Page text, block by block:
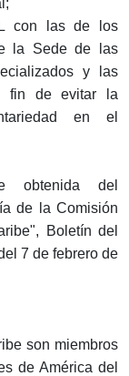
con las de los
la Sede de las
y las
fin de evitar la
en el
obtenida del
de la Comisión
Boletín del
7 de febrero de
son miembros
de América del